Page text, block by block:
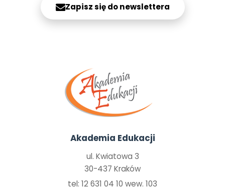
Zapisz się do newslettera
Akademia Edukacji
ul. Kwiatowa 3
30-437 Kraków
tel: 12 631 04 10 wew. 103